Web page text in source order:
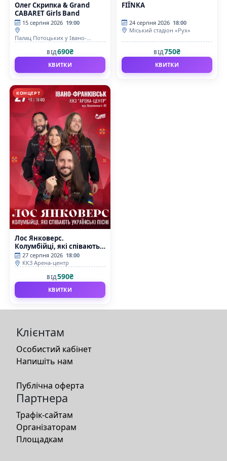
Олег Скрипка & Grand
CABARET Girls Band
15 серпня 2026 19:00
Палац Потоцьких у Івано-
ВІД690₴
КВИТКИ
FIЇNKA
24 серпня 2026 18:00
Міський стадіон «Рух»
ВІД750₴
КВИТКИ
КОНЦЕРТ
Лос Янковерс.
Колумбійці, які співають
українські пісні
27 серпня 2026 18:00
ККЗ Арена-центр
ВІД590₴
КВИТКИ
Клієнтам
Особистий кабінет
Напишіть нам
Публічна оферта
Партнера
Трафік-сайтам
Організаторам
Площадкам